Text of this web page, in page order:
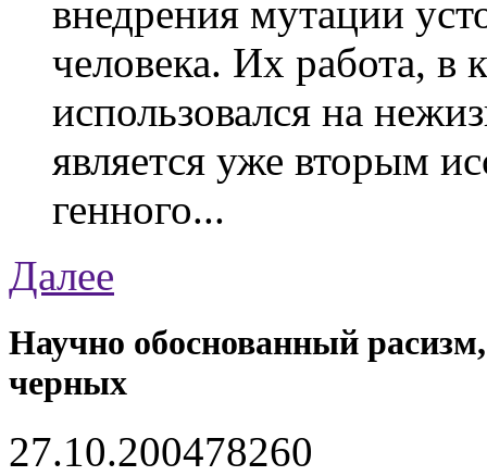
внедрения мутации
человека. Их работа, в
использовался на
является уже вторым
генного...
Далее
Научно обоснованный
черных
27.10.200478260